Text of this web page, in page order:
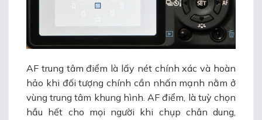
AF trung tâm điểm là lấy nét chính xác và hoàn
hảo khi đối tượng chính cần nhấn mạnh nằm ở
vùng trung tâm khung hình. AF điểm, là tuỳ chọn
hầu hết cho mọi người khi chụp chân dung,